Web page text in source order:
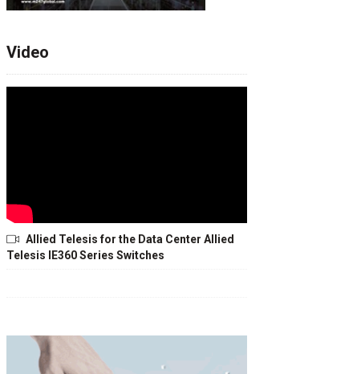
Video
Allied Telesis for the Data Center Allied
Telesis IE360 Series Switches